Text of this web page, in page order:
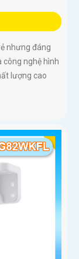
nhưng đáng
công nghệ hình
lượng cao